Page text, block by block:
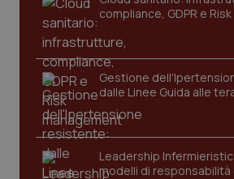
compliance, GDPR e
Gestione
dalle Linee Guida alle
Leadership
modelli di responsabilità
navigazione sulle pagine e l'accesso
protette del sito. Il sito web non è in
funzionare correttamente senza questi
VISITOR_PRIVACY_METADATA